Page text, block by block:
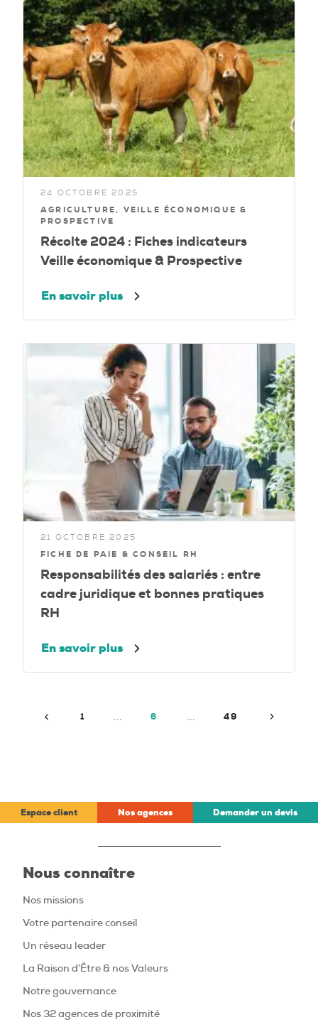
24 OCTOBRE 2025
AGRICULTURE, VEILLE ÉCONOMIQUE &
PROSPECTIVE
Récolte 2024 : Fiches indicateurs
Veille économique & Prospective
En savoir plus
21 OCTOBRE 2025
FICHE DE PAIE & CONSEIL RH
Responsabilités des salariés : entre
cadre juridique et bonnes pratiques
RH
En savoir plus
Précédent
1 6 49 Suivant
Espace client Nos agences Demander un devis
Nous connaître
Nos missions
Votre partenaire conseil
Un réseau leader
La Raison d’Être & nos Valeurs
Notre gouvernance
Nos 32 agences de proximité